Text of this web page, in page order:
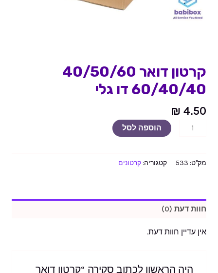
קרטון דואר 40/50/60
60/40/40 דו גלי
₪ 4.50
הוספה לסל
מק"ט: 533 קטגוריה: קרטונים
חוות דעת (0)
אין עדיין חוות דעת.
היה הראשון לכתוב סקירה “קרטון דואר